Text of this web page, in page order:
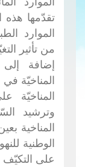
تقدّمها هذه
الموارد
من تأثير
إضافة
المناخيّة في
المناخيّة
وترشيد
المناخية
الوطنية
على التكيّف